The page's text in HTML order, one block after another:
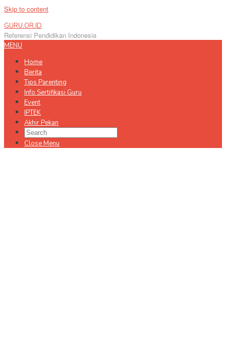
Skip to content
GURU.OR.ID
Referensi Pendidikan Indonesia
MENU
Home
Berita
Tips Parenting
Info Sertifikasi Guru
Event
IPTEK
Akhir Pekan
Close Menu